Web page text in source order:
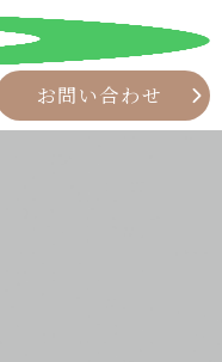
お問い合わせ